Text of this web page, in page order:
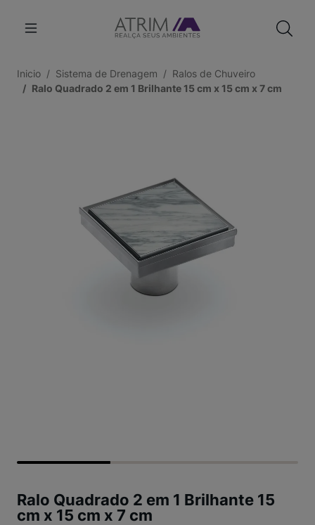
Inicio Sistema de Drenagem
Ralos de Chuveiro
Ralo Quadrado 2 em 1 Brilhante 15 cm x 15 cm x 7 cm
Ralo Quadrado 2 em 1 Brilhante 15
cm x 15 cm x 7 cm